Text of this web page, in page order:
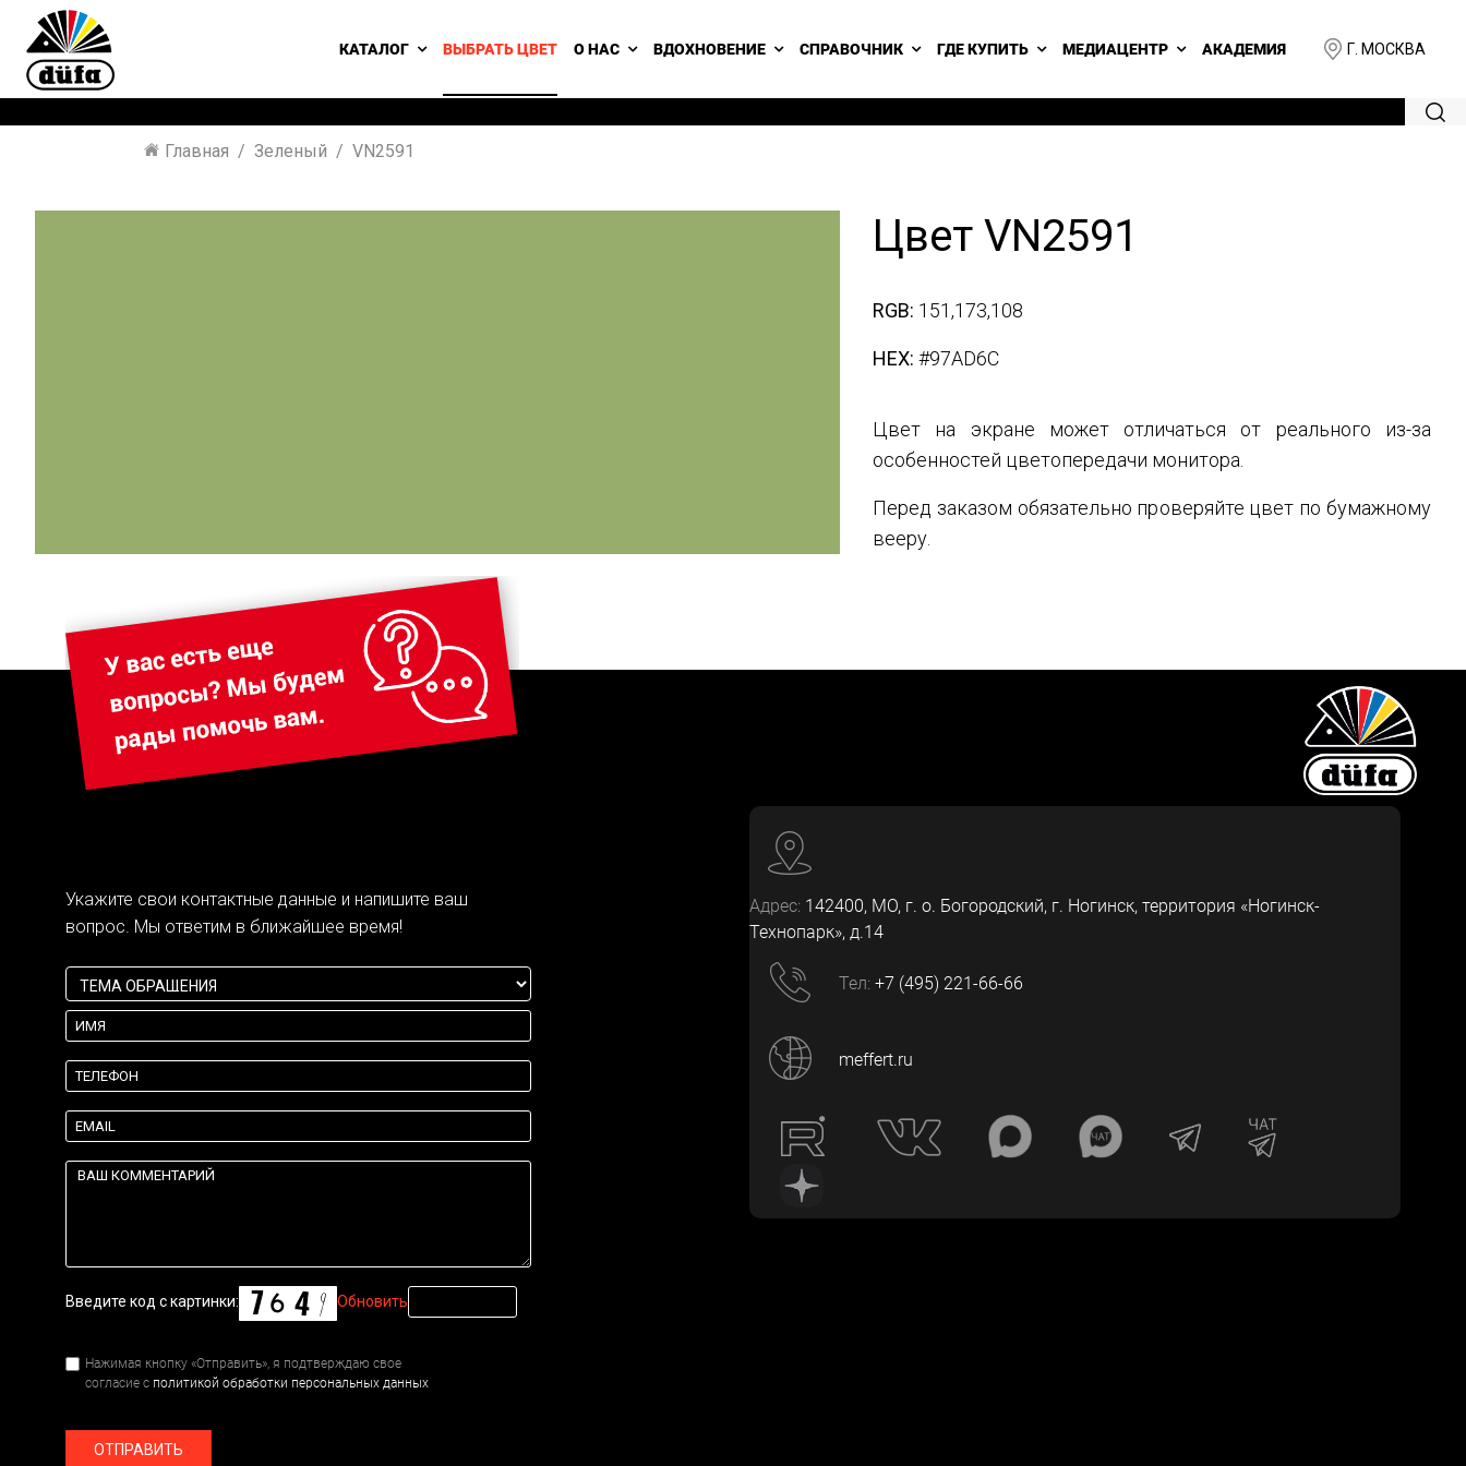
Г. МОСКВА
КАТАЛОГ ВЫБРАТЬ ЦВЕТ О НАС ВДОХНОВЕНИЕ СПРАВОЧНИК ГДЕ КУПИТЬ МЕДИАЦЕНТР АКАДЕМИЯ
Главная Зеленый VN2591
Цвет VN2591
RGB: 151,173,108
HEX: #97AD6C
Цвет на экране может отличаться от реального из-за
особенностей цветопередачи монитора.
Перед заказом обязательно проверяйте цвет по бумажному
вееру.
Укажите свои контактные данные и напишите ваш
вопрос. Мы ответим в ближайшее время!
Введите код с картинки: Обновить
Нажимая кнопку «Отправить», я подтверждаю свое
согласие с политикой обработки персональных данных
ОТПРАВИТЬ
Адрес: 142400, МО, г. о. Богородский, г. Ногинск, территория «Ногинск-
Технопарк», д.14
Тел: +7 (495) 221-66-66
meffert.ru